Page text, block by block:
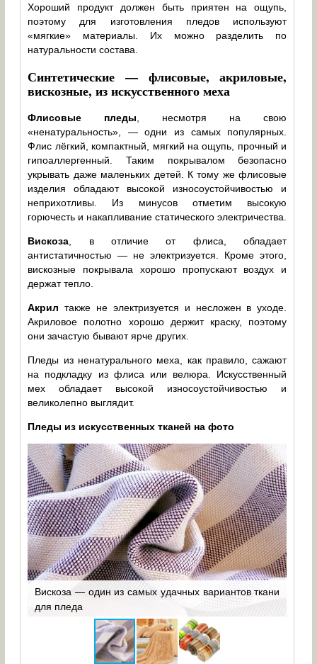
Хороший продукт должен быть приятен на ощупь,
поэтому для изготовления пледов используют
«мягкие» материалы. Их можно разделить по
натуральности состава.
Синтетические — флисовые, акриловые,
вискозные, из искусственного меха
Флисовые пледы , несмотря на свою
«ненатуральность», — одни из самых популярных.
Флис лёгкий, компактный, мягкий на ощупь, прочный и
гипоаллергенный. Таким покрывалом безопасно
укрывать даже маленьких детей. К тому же флисовые
изделия обладают высокой износоустойчивостью и
неприхотливы. Из минусов отметим высокую
горючесть и накапливание статического электричества.
Вискоза , в отличие от флиса, обладает
антистатичностью — не электризуется. Кроме этого,
вискозные покрывала хорошо пропускают воздух и
держат тепло.
Акрил также не электризуется и несложен в уходе.
Акриловое полотно хорошо держит краску, поэтому
они зачастую бывают ярче других.
Пледы из ненатурального меха, как правило, сажают
на подкладку из флиса или велюра. Искусственный
мех обладает высокой износоустойчивостью и
великолепно выглядит.
Пледы из искусственных тканей на фото
Вискоза — один из самых удачных вариантов ткани
для пледа